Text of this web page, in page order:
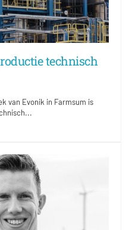
technisch
van Evonik in Farmsum is